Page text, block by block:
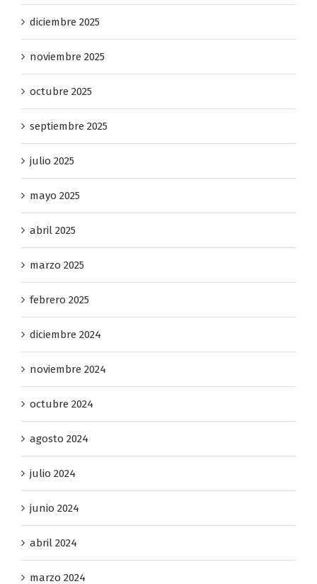
diciembre 2025
noviembre 2025
octubre 2025
septiembre 2025
julio 2025
mayo 2025
abril 2025
marzo 2025
febrero 2025
diciembre 2024
noviembre 2024
octubre 2024
agosto 2024
julio 2024
junio 2024
abril 2024
marzo 2024